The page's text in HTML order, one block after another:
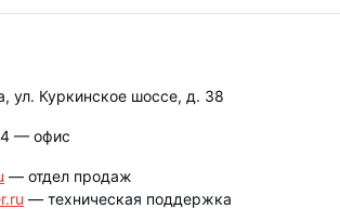
ул. Куркинское шоссе, д. 38
— офис
— отдел продаж
— техническая поддержка